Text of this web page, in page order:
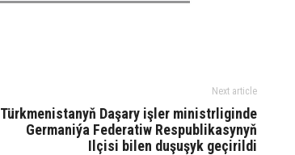
Next article
Türkmenistanyň Daşary işler ministrliginde
Germaniýa Federatiw Respublikasynyň
Ilçisi bilen duşuşyk geçirildi